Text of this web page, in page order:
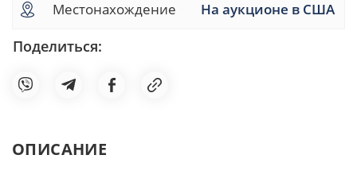
Местонахождение На аукционе в США
Поделиться:
ОПИСАНИЕ